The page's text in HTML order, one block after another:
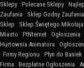
Sklepy : Polecane Sklepy :
Zaufania : Sklep Godny Zaufania
Sklep : Sklep Świętego Mikołaja
Miasto : PINternet : Ogłoszenia :
Hurtownia Animatora :
: Firmy Regionu : Płyn do Baniek
Firma : Bezpłatne Ogłoszenia :